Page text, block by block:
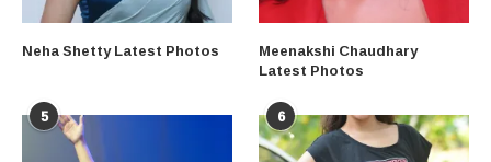
Neha Shetty Latest Photos Meenakshi Chaudhary
Latest Photos
5 6